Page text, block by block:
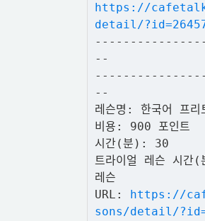
https://
detail/
--
--
레슨명: 한국어 프리
비용: 900 포인트
시간(분): 30
트라이얼 레슨 시간
레슨
URL: https://
sons/detail/